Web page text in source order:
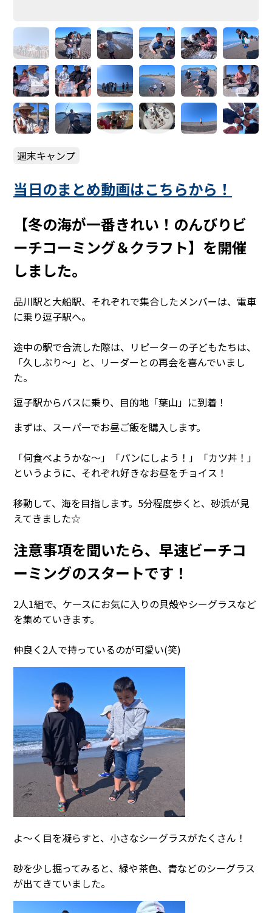
週末キャンプ
当日のまとめ動画はこちらから！
【冬の海が一番きれい！のんびりビ
ーチコーミング＆クラフト】を開催
しました。
品川駅と大船駅、それぞれで集合したメンバーは、電車
に乗り逗子駅へ。
途中の駅で合流した際は、リピーターの子どもたちは、
「久しぶり～」と、リーダーとの再会を喜んでいまし
た。
逗子駅からバスに乗り、目的地「葉山」に到着！
まずは、スーパーでお昼ご飯を購入します。
「何食べようかな～」「パンにしよう！」「カツ丼！」
というように、それぞれ好きなお昼をチョイス！
移動して、海を目指します。5分程度歩くと、砂浜が見
えてきました☆
注意事項を聞いたら、早速ビーチコ
ーミングのスタートです！
2人1組で、ケースにお気に入りの貝殻やシーグラスなど
を集めていきます。
仲良く2人で持っているのが可愛い(笑)
よ～く目を凝らすと、小さなシーグラスがたくさん！
砂を少し掘ってみると、緑や茶色、青などのシーグラス
が出てきていました。